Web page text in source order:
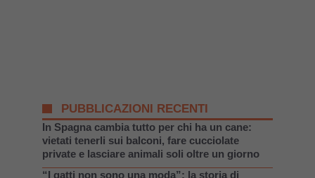
PUBBLICAZIONI RECENTI
In Spagna cambia tutto per chi ha un cane:
vietati tenerli sui balconi, fare cucciolate
private e lasciare animali soli oltre un giorno
“I gatti non sono una moda”: la storia di